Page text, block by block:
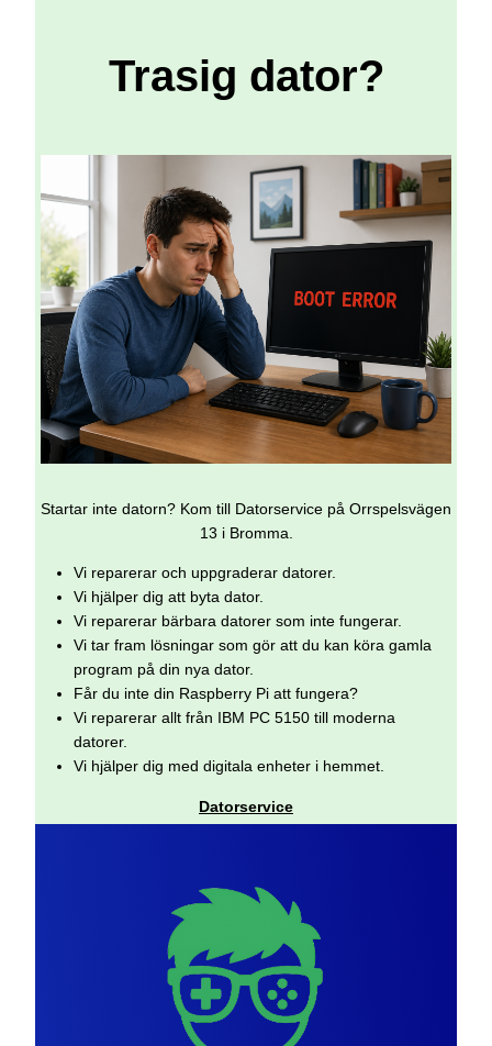
Trasig dator?
Startar inte datorn? Kom till Datorservice på Orrspelsvägen
13 i Bromma.
Vi reparerar och uppgraderar datorer.
Vi hjälper dig att byta dator.
Vi reparerar bärbara datorer som inte fungerar.
Vi tar fram lösningar som gör att du kan köra gamla
program på din nya dator.
Får du inte din Raspberry Pi att fungera?
Vi reparerar allt från IBM PC 5150 till moderna
datorer.
Vi hjälper dig med digitala enheter i hemmet.
Datorservice